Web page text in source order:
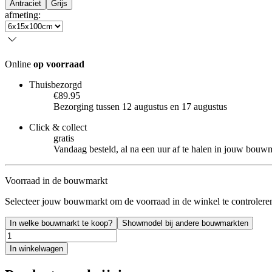
Antraciet Grijs
afmeting:
Online op voorraad
Thuisbezorgd
€89.95
Bezorging tussen 12 augustus en 17 augustus
Click & collect
gratis
Vandaag besteld, al na een uur af te halen in jouw
Voorraad in de bouwmarkt
Selecteer jouw bouwmarkt om de voorraad in de winkel te
In welke bouwmarkt te koop? Showmodel bij andere bouwmarkten
In winkelwagen